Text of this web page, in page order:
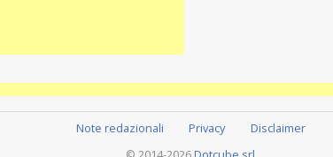
Note redazionali Privacy
Disclaimer